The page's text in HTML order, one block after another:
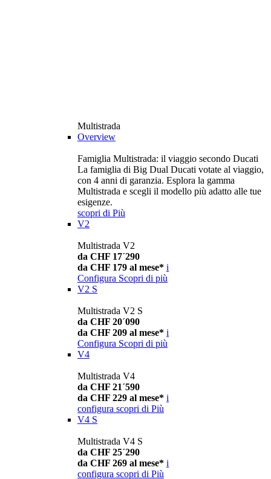
Multistrada
Overview
Famiglia Multistrada: il viaggio secondo Ducati
La famiglia di Big Dual Ducati votate al viaggio,
con 4 anni di garanzia. Esplora la gamma
Multistrada e scegli il modello più adatto alle tue
esigenze.
scopri di Più
V2
Multistrada V2
da CHF 17´290
da CHF 179 al mese* i
Configura Scopri di più
V2 S
Multistrada V2 S
da CHF 20´090
da CHF 209 al mese* i
Configura Scopri di più
V4
Multistrada V4
da CHF 21´590
da CHF 229 al mese* i
configura scopri di Più
V4 S
Multistrada V4 S
da CHF 25´290
da CHF 269 al mese* i
configura scopri di Più